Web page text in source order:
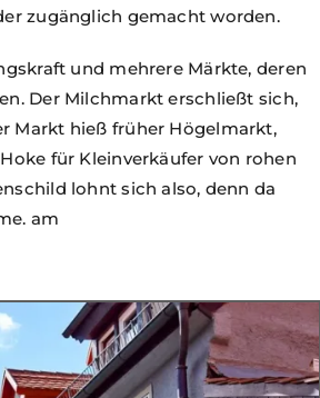
zugänglich gemacht worden.
und mehrere Märkte, deren
Der Milchmarkt erschließt sich,
Markt hieß früher Högelmarkt,
für Kleinverkäufer von rohen
lohnt sich also, denn da
am